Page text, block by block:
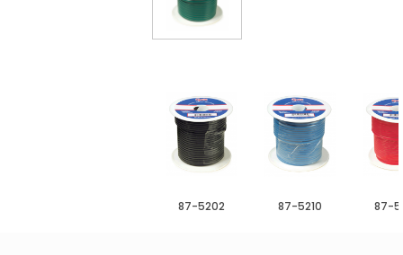
87-5202 87-5210 87-